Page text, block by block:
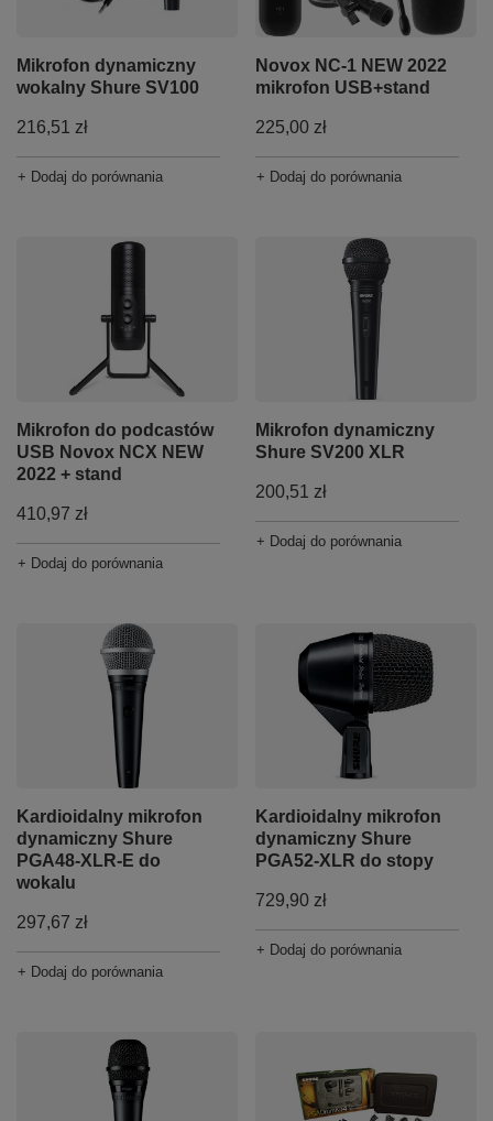
Mikrofon dynamiczny
wokalny Shure SV100
216,51 zł
+ Dodaj do porównania
Novox NC-1 NEW 2022
mikrofon USB+stand
225,00 zł
+ Dodaj do porównania
Mikrofon do podcastów
USB Novox NCX NEW
2022 + stand
410,97 zł
+ Dodaj do porównania
Mikrofon dynamiczny
Shure SV200 XLR
200,51 zł
+ Dodaj do porównania
Kardioidalny mikrofon
dynamiczny Shure
PGA48-XLR-E do
wokalu
297,67 zł
+ Dodaj do porównania
Kardioidalny mikrofon
dynamiczny Shure
PGA52-XLR do stopy
729,90 zł
+ Dodaj do porównania